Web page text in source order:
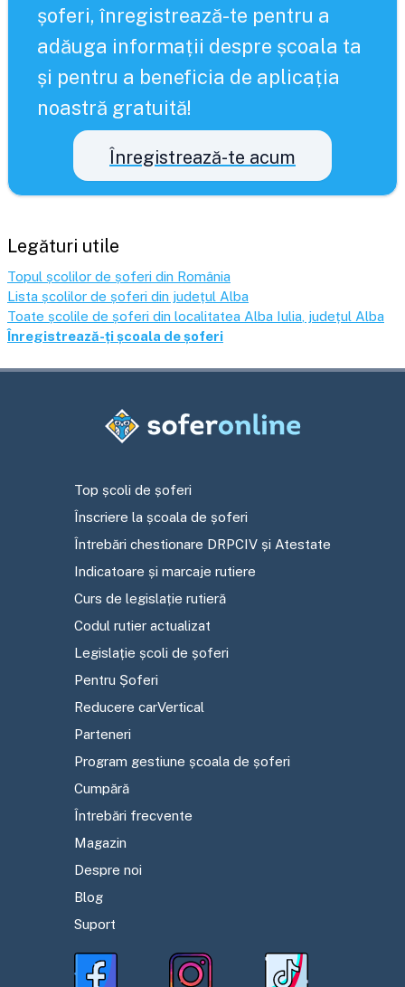
șoferi, înregistrează-te pentru a
adăuga informații despre școala ta
și pentru a beneficia de aplicația
noastră gratuită!
Înregistrează-te acum
Legături utile
Topul școlilor de șoferi din România
Lista școlilor de șoferi din județul Alba
Toate școlile de șoferi din localitatea Alba Iulia , județul Alba
Înregistrează-ți școala de șoferi
Top școli de șoferi
Înscriere la școala de șoferi
Întrebări chestionare DRPCIV și Atestate
Indicatoare și marcaje rutiere
Curs de legislație rutieră
Codul rutier actualizat
Legislație școli de șoferi
Pentru Șoferi
Reducere carVertical
Parteneri
Program gestiune școala de șoferi
Cumpără
Întrebări frecvente
Magazin
Despre noi
Blog
Suport